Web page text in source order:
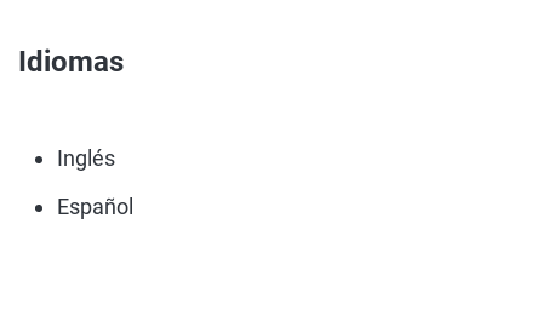
Idiomas
Inglés
Español